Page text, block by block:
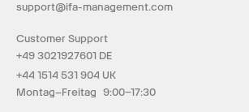
support@ifa-management.com
Customer Support
+49 3021927601 DE
+44 1514 531 904 UK
Montag–Freitag 9:00–17:30